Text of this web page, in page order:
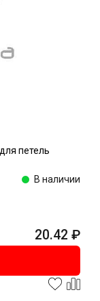
петель
В наличии
20.42 ₽